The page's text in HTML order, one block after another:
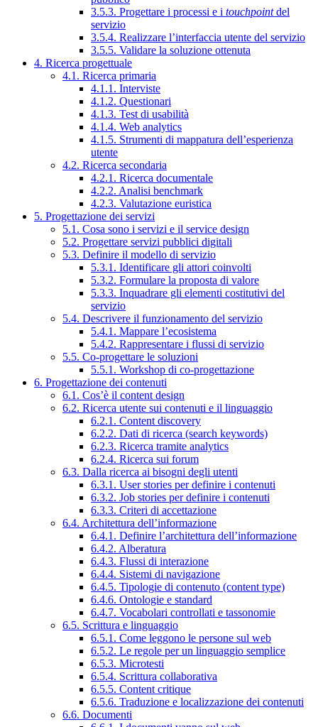
3.5.3. Progettare i processi e i touchpointdel
servizio
3.5.4. Realizzare l’interfaccia utente del servizio
3.5.5. Validare la soluzione ottenuta
4. Ricerca progettuale
4.1. Ricerca primaria
4.1.1. Interviste
4.1.2. Questionari
4.1.3. Test di usabilità
4.1.4. Web analytics
4.1.5. Strumenti di mappatura dell’esperienza
utente
4.2. Ricerca secondaria
4.2.1. Ricerca documentale
4.2.2. Analisi benchmark
4.2.3. Valutazione euristica
5. Progettazione dei servizi
5.1. Cosa sono i servizi e il service design
5.2. Progettare servizi pubblici digitali
5.3. Definire il modello di servizio
5.3.1. Identificare gli attori coinvolti
5.3.2. Formulare la proposta di valore
5.3.3. Inquadrare gli elementi costitutivi del
servizio
5.4. Descrivere il funzionamento del servizio
5.4.1. Mappare l’ecosistema
5.4.2. Rappresentare i flussi di servizio
5.5. Co-progettare le soluzioni
5.5.1. Workshop di co-progettazione
6. Progettazione dei contenuti
6.1. Cos’è il content design
6.2. Ricerca utente sui contenuti e il linguaggio
6.2.1. Content discovery
6.2.2. Dati di ricerca (search keywords)
6.2.3. Ricerca tramite analytics
6.2.4. Ricerca sui forum
6.3. Dalla ricerca ai bisogni degli utenti
6.3.1. User stories per definire i contenuti
6.3.2. Job stories per definire i contenuti
6.3.3. Criteri di accettazione
6.4. Architettura dell’informazione
6.4.1. Definire l’architettura dell’informazione
6.4.2. Alberatura
6.4.3. Flussi di interazione
6.4.4. Sistemi di navigazione
6.4.5. Tipologie di contenuto (content type)
6.4.6. Ontologie e standard
6.4.7. Vocabolari controllati e tassonomie
6.5. Scrittura e linguaggio
6.5.1. Come leggono le persone sul web
6.5.2. Le regole per un linguaggio semplice
6.5.3. Microtesti
6.5.4. Scrittura collaborativa
6.5.5. Content critique
6.5.6. Traduzione e localizzazione dei contenuti
6.6. Documenti